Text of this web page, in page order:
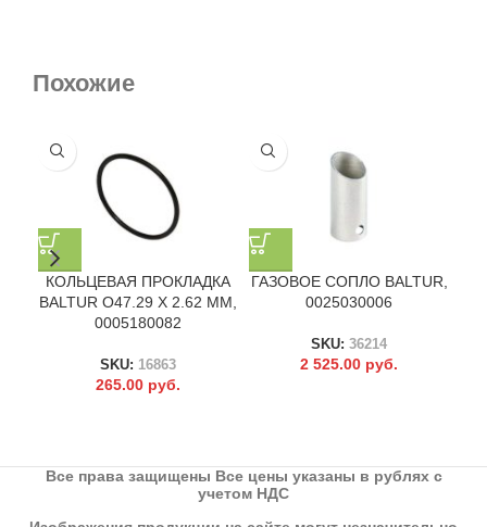
Похожие
КОЛЬЦЕВАЯ ПРОКЛАДКА
BALTUR O47.29 X 2.62 ММ,
0005180082
SKU: 16863
265.00 руб.
ГАЗОВОЕ СОПЛО BALTUR,
0025030006
SKU: 36214
2 525.00 руб.
Все права защищены Все цены указаны в рублях с
учетом НДС